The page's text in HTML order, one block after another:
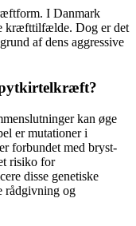
I Danmark
kræfttilfælde. Dog er det
af dens aggressive
kan øge
er mutationer i
forbundet med bryst-
risiko for
disse genetiske
rådgivning og